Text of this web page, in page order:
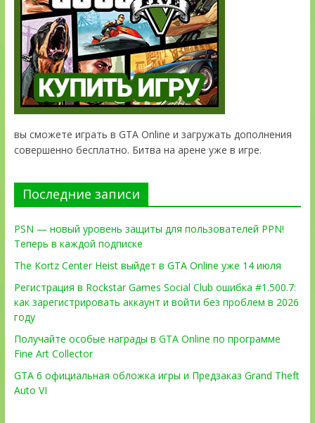
вы сможете играть в GTA Online и загружать дополнения
совершенно бесплатно. Битва на арене уже в игре.
Последние записи
PSN — новый уровень защиты для пользователей PPN!
Теперь в каждой подписке
The Kortz Center Heist выйдет в GTA Online уже 14 июля
Регистрация в Rockstar Games Social Club ошибка #1.500.7:
как зарегистрировать аккаунт и войти без проблем в 2026
году
Получайте особые награды в GTA Online по программе
Fine Art Collector
GTA 6 официальная обложка игры и Предзаказ Grand Theft
Auto VI